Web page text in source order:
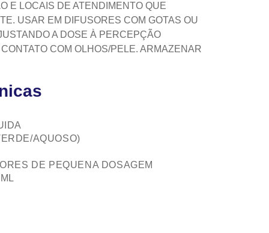
E LOCAIS DE ATENDIMENTO QUE
USAR EM DIFUSORES COM GOTAS OU
A DOSE À PERCEPÇÃO
COM OLHOS/PELE. ARMAZENAR
AQUOSO)
DE PEQUENA DOSAGEM